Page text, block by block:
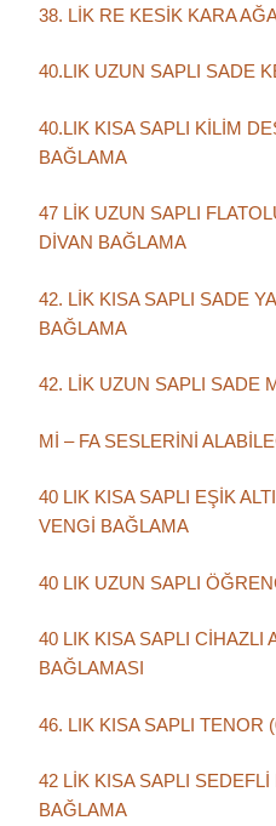
38. LİK RE KESİK KARA
40.LIK UZUN SAPLI SADE
40.LIK KISA SAPLI KİLİM
BAĞLAMA
47 LİK UZUN SAPLI
DİVAN BAĞLAMA
42. LİK KISA SAPLI SADE
BAĞLAMA
42. LİK UZUN SAPLI SADE
Mİ – FA SESLERİNİ
40 LIK KISA SAPLI EŞİK
VENGİ BAĞLAMA
40 LIK UZUN SAPLI
40 LIK KISA SAPLI CİHAZLI
BAĞLAMASI
46. LIK KISA SAPLI TENOR
42 LİK KISA SAPLI
BAĞLAMA